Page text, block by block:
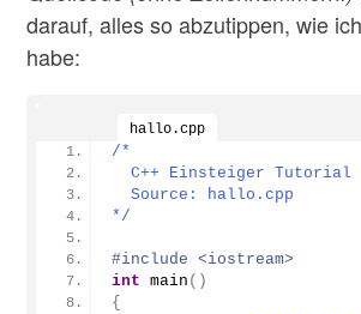
darauf, alles so abzutippen, wie
habe:
hallo.cpp
/*
  C++ Einsteiger Tutorial
  Source: hallo.cpp
*/
#include <iostream>
int
main ()
{